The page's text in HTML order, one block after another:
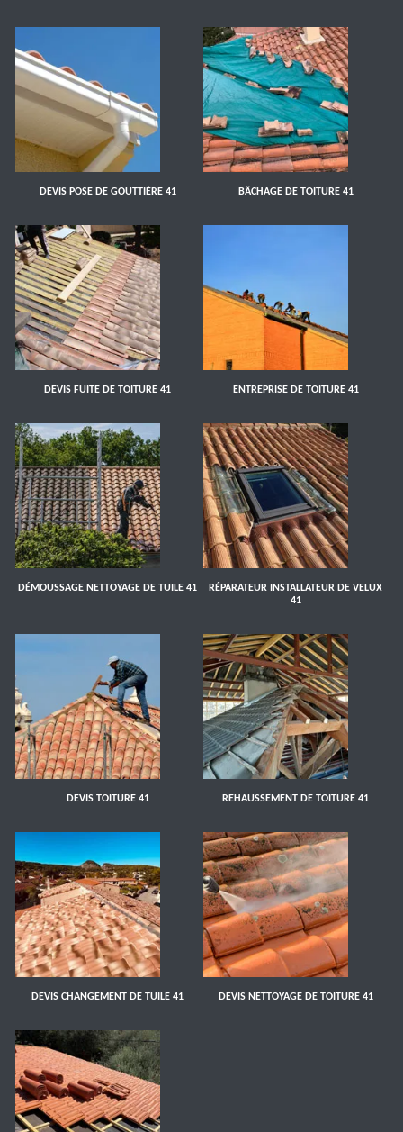
DEVIS POSE DE GOUTTIÈRE 41 BÂCHAGE DE TOITURE 41
DEVIS FUITE DE TOITURE 41 ENTREPRISE DE TOITURE 41
DÉMOUSSAGE NETTOYAGE DE TUILE 41
RÉPARATEUR INSTALLATEUR DE VELUX
41
DEVIS TOITURE 41 REHAUSSEMENT DE TOITURE 41
DEVIS CHANGEMENT DE TUILE 41 DEVIS NETTOYAGE DE TOITURE 41